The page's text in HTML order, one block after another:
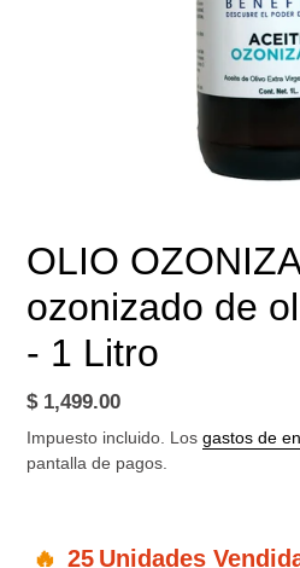
OLIO
ozonizado de
- 1 Litro
Precio
habitual
$ 1,499.00
Impuesto incluido. Los gastos de
pantalla de pagos.
25 Unidades